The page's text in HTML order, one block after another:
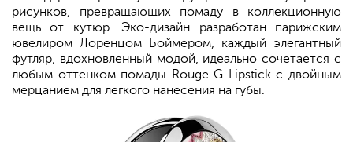
рисунков, превращающих помаду в коллекционную
вещь от кутюр. Эко-дизайн разработан парижским
ювелиром Лоренцом Боймером, каждый элегантный
футляр, вдохновленный модой, идеально сочетается с
любым оттенком помады Rouge G Lipstick с двойным
мерцанием для легкого нанесения на губы.